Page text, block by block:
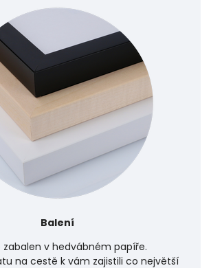
Balení
v hedvábném papíře.
na cestě k vám zajistili co největší